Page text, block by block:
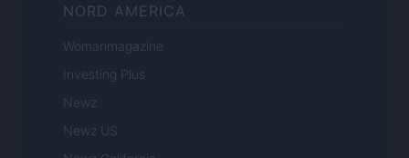
NORD AMERICA
Womanmagazine
Investing Plus
Newz
Newz US